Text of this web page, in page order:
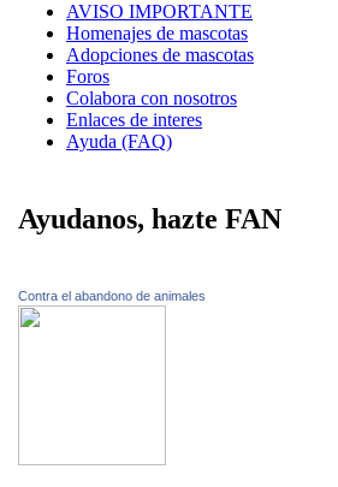
AVISO IMPORTANTE
Homenajes de mascotas
Adopciones de mascotas
Foros
Colabora con nosotros
Enlaces de interes
Ayuda (FAQ)
Ayudanos, hazte FAN
Contra el abandono de animales